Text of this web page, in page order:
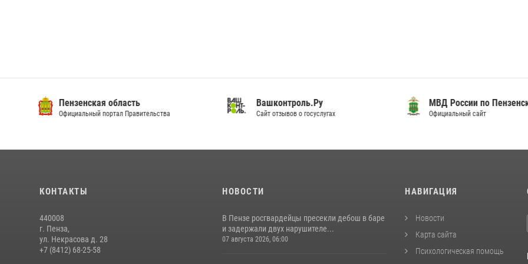
Пензенская область
Официальный портал Правительства
Вашконтроль.Ру
Сайт отзывов о госуслугах
МВД России по
Официальный сайт
КОНТАКТЫ
440008
г. Пенза,
ул. Некрасова д. 28
+7 (8412) 68-25-58
НОВОСТИ
В Пензе росгвардейцы пресекли дебош в баре
и задержали двух нарушителе...
07 августа 2026, 06:00
НАВИГАЦИЯ
Новости
Карта сайта
Психологическая помощь